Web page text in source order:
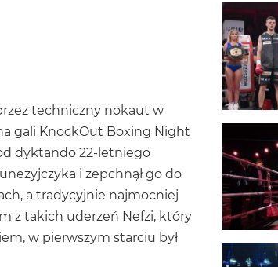
techniczny nokaut w
gali KnockOut Boxing Night
dyktando 22-letniego
i zepchnął go do
a tradycyjnie najmocniej
z takich uderzeń Nefzi, który
w pierwszym starciu był